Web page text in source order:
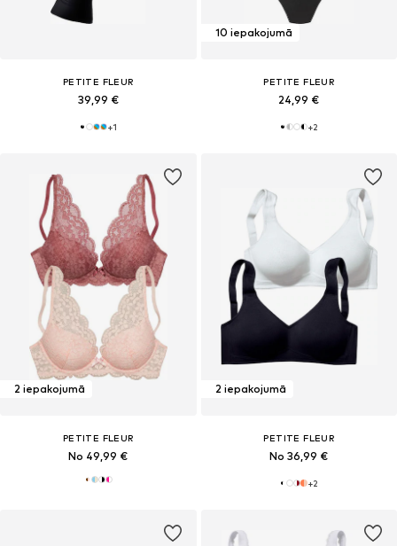
PETITE FLEUR
39,99 €
+1
10 iepakojumā
PETITE FLEUR
24,99 €
+2
2 iepakojumā
PETITE FLEUR
No 49,99 €
2 iepakojumā
PETITE FLEUR
No 36,99 €
+2